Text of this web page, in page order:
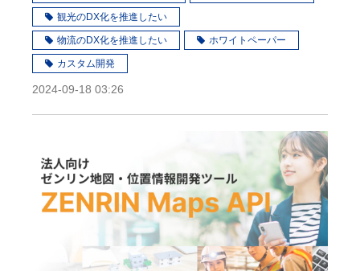
観光のDX化を推進したい
物流のDX化を推進したい ホワイトペーパー
カスタム開発
2024-09-18 03:26